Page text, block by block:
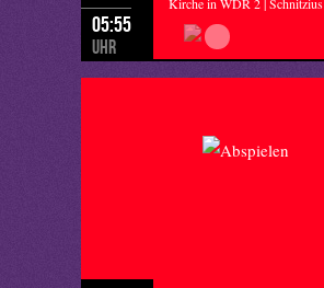
05:55
Uhr